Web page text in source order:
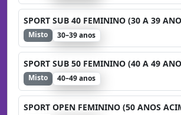
SPORT SUB 40 FEMININO (30 A 39
Misto 30–39 anos
SPORT SUB 50 FEMININO (40 A 49
Misto 40–49 anos
SPORT OPEN FEMININO (50 ANOS